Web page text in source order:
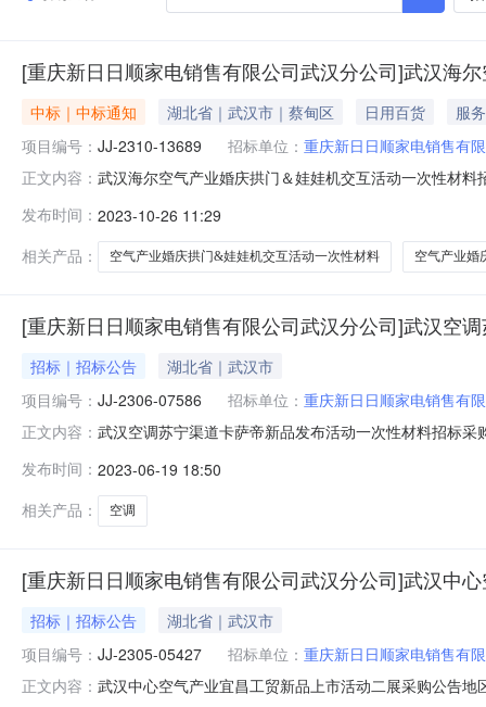
[重庆新日日顺家电销售有限公司武汉分公司]武汉海
中标｜中标通知 湖北省｜武汉市｜蔡甸区 日用百货
服务
项目编号： JJ-2310-13689 招标单位： 重庆新日日顺家电销售有
正文内容： 武汉海尔空气产业婚庆拱门＆娃娃机交互活动一次性材
标中标单位：武汉鸿业安邦工程有限公司重庆新日日顺
发布时间： 2023-10-26 11:29
相关产品：
空气产业婚庆拱门&娃娃机交互活动一次性材料 空气产业婚
[重庆新日日顺家电销售有限公司武汉分公司]武汉空
招标｜招标公告
湖北省｜武汉市
项目编号： JJ-2306-07586 招标单位： 重庆新日日顺家电销售有
正文内容： 武汉空调苏宁渠道卡萨帝新品发布活动一次性材料招标
人资格要求：1、在中国境内注册并具有独立法人资格的
依法缴纳税收和社会保障资金的良好
发布时间： 2023-06-19 18:50
相关产品：
空调
[重庆新日日顺家电销售有限公司武汉分公司]武汉中
招标｜招标公告
湖北省｜武汉市
项目编号： JJ-2305-05427 招标单位： 重庆新日日顺家电销售有
正文内容： 武汉中心空气产业宜昌工贸新品上市活动二展采购公告